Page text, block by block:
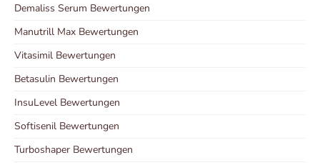
Demaliss Serum Bewertungen
Manutrill Max Bewertungen
Vitasimil Bewertungen
Betasulin Bewertungen
InsuLevel Bewertungen
Softisenil Bewertungen
Turboshaper Bewertungen